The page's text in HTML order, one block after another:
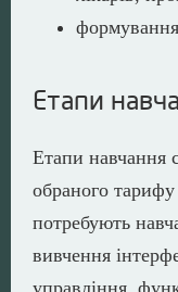
формування
Етапи
Етапи навчання
обраного тарифу
потребують
вивчення
управління,